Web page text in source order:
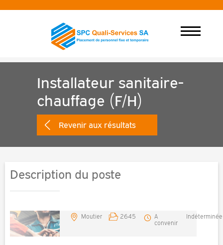
Installateur sanitaire-
chauffage (F/H)
Revenir aux résultats
Description du poste
Moutier 2645
A
convenir
Indéterminée